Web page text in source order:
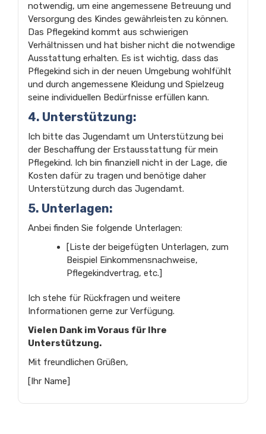
notwendig, um eine angemessene Betreuung und
Versorgung des Kindes gewährleisten zu können.
Das Pflegekind kommt aus schwierigen
Verhältnissen und hat bisher nicht die notwendige
Ausstattung erhalten. Es ist wichtig, dass das
Pflegekind sich in der neuen Umgebung wohlfühlt
und durch angemessene Kleidung und Spielzeug
seine individuellen Bedürfnisse erfüllen kann.
4. Unterstützung:
Ich bitte das Jugendamt um Unterstützung bei
der Beschaffung der Erstausstattung für mein
Pflegekind. Ich bin finanziell nicht in der Lage, die
Kosten dafür zu tragen und benötige daher
Unterstützung durch das Jugendamt.
5. Unterlagen:
Anbei finden Sie folgende Unterlagen:
[Liste der beigefügten Unterlagen, zum
Beispiel Einkommensnachweise,
Pflegekindvertrag, etc.]
Ich stehe für Rückfragen und weitere
Informationen gerne zur Verfügung.
Vielen Dank im Voraus für Ihre
Unterstützung.
Mit freundlichen Grüßen,
[Ihr Name]